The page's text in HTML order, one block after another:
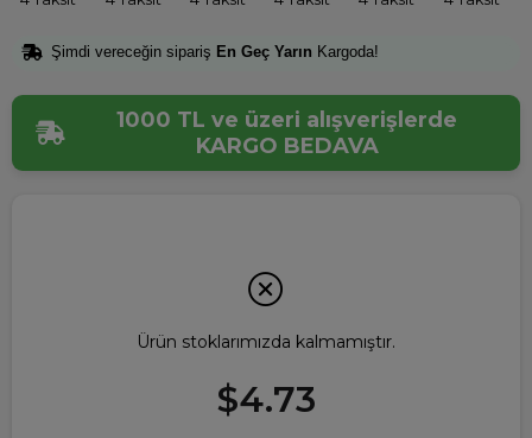
Şimdi vereceğin sipariş En Geç Yarın Kargoda!
1000 TL ve üzeri alışverişlerde
KARGO BEDAVA
Ürün stoklarımızda kalmamıştır.
$4.73